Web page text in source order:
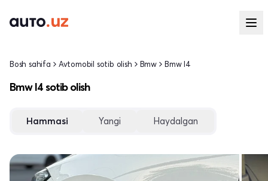
Bosh sahifa Avtomobil sotib olish Bmw Bmw I4
Bmw I4 sotib olish
Hammasi Yangi Haydalgan